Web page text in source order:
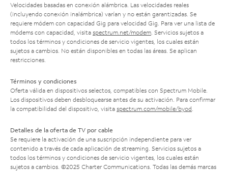
Velocidades basadas en conexión alámbrica. Las velocidades reales
(incluyendo conexión inalámbrica) varían y no están garantizadas. Se
requiere módem con capacidad Gig para velocidad Gig. Para ver una lista de
módems con capacidad, visita spectrum.net/modem . Servicios sujetos a
todos los términos y condiciones de servicio vigentes, los cuales están
sujetos a cambios. No están disponibles en todas las áreas. Se aplican
restricciones.
Términos y condiciones
Oferta válida en dispositivos selectos, compatibles con Spectrum Mobile.
Los dispositivos deben desbloquearse antes de su activación. Para confirmar
la compatibilidad del dispositivo, visita spectrum.com/mobile/byod
Detalles de la oferta de TV por cable
Se requiere la activación de una suscripción independiente para ver
contenido a través de cada aplicación de streaming. Servicios sujetos a
todos los términos y condiciones de servicio vigentes, los cuales están
sujetos a cambios. ©2025 Charter Communications. Todas las demás marcas